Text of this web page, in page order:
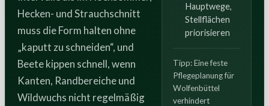
Hecken- und Strauchschnitt
muss die Form halten ohne
„kaputt zu schneiden“, und
Beete kippen schnell, wenn
Kanten, Randbereiche und
Wildwuchs nicht regelmäßig
Hauptwege,
Stellflächen
priorisieren
Tipp: Eine feste
Pflegeplanung für
Wolfenbüttel
verhindert